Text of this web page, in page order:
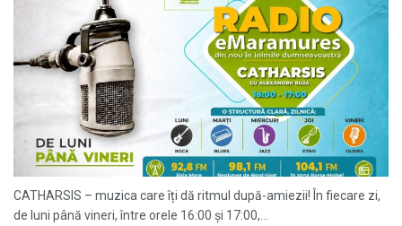
CATHARSIS – muzica care îți dă ritmul după-amiezii! În fiecare zi,
de luni până vineri, între orele 16:00 și 17:00,...